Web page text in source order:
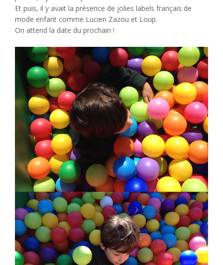
Et puis, il y avait la présence de jolies labels français de
mode enfant comme Lucien Zazou et Loup.
On attend la date du prochain !